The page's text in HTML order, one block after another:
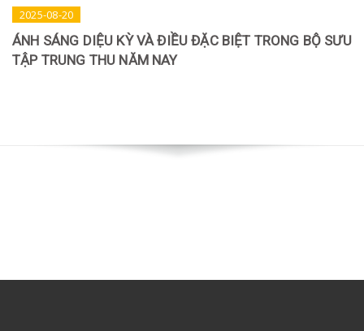
2025-08-20
ÁNH SÁNG DIỆU KỲ VÀ ĐIỀU ĐẶC BIỆT TRONG BỘ SƯU
TẬP TRUNG THU NĂM NAY